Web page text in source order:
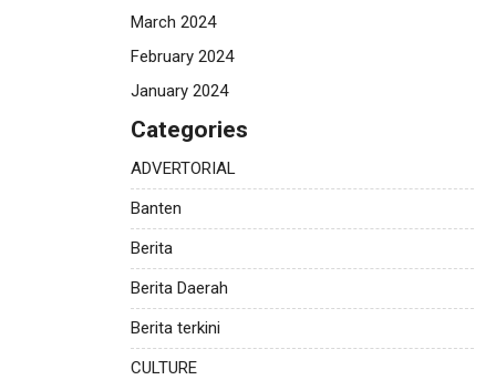
March 2024
February 2024
January 2024
Categories
ADVERTORIAL
Banten
Berita
Berita Daerah
Berita terkini
CULTURE